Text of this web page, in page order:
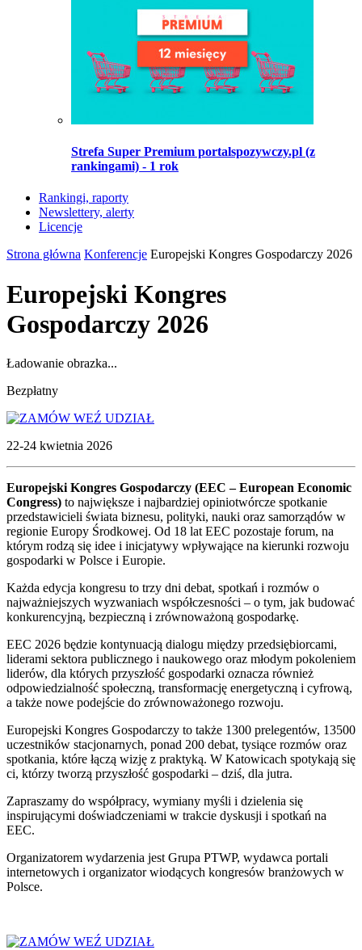
Strefa Super Premium portalspozywczy.pl (z
rankingami) - 1 rok
Rankingi, raporty
Newslettery, alerty
Licencje
Strona główna Konferencje Europejski Kongres Gospodarczy 2026
Europejski Kongres
Gospodarczy 2026
Ładowanie obrazka...
Bezpłatny
WEŹ UDZIAŁ
22-24 kwietnia 2026
Europejski Kongres Gospodarczy (EEC – European Economic
Congress) to największe i najbardziej opiniotwórcze spotkanie
przedstawicieli świata biznesu, polityki, nauki oraz samorządów w
regionie Europy Środkowej. Od 18 lat EEC pozostaje forum, na
którym rodzą się idee i inicjatywy wpływające na kierunki rozwoju
gospodarki w Polsce i Europie.
Każda edycja kongresu to trzy dni debat, spotkań i rozmów o
najważniejszych wyzwaniach współczesności – o tym, jak budować
konkurencyjną, bezpieczną i zrównoważoną gospodarkę.
EEC 2026 będzie kontynuacją dialogu między przedsiębiorcami,
liderami sektora publicznego i naukowego oraz młodym pokoleniem
liderów, dla których przyszłość gospodarki oznacza również
odpowiedzialność społeczną, transformację energetyczną i cyfrową,
a także nowe podejście do zrównoważonego rozwoju.
Europejski Kongres Gospodarczy to także 1300 prelegentów, 13500
uczestników stacjonarnych, ponad 200 debat, tysiące rozmów oraz
spotkania, które łączą wizję z praktyką. W Katowicach spotykają się
ci, którzy tworzą przyszłość gospodarki – dziś, dla jutra.
Zapraszamy do współpracy, wymiany myśli i dzielenia się
inspirującymi doświadczeniami w trakcie dyskusji i spotkań na
EEC.
Organizatorem wydarzenia jest Grupa PTWP, wydawca portali
internetowych i organizator wiodących kongresów branżowych w
Polsce.
WEŹ UDZIAŁ